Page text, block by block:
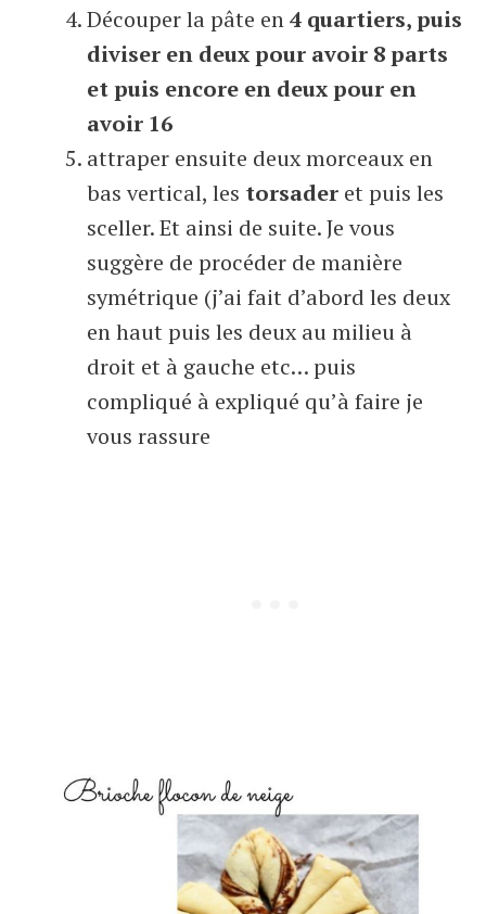
Découper la pâte en4 quartiers, puis
diviser en deux pour avoir 8 parts
et puis encore en deux pour en
avoir 16
attraper ensuite deux morceaux en
bas vertical, les torsader et puis les
sceller. Et ainsi de suite. Je vous
suggère de procéder de manière
symétrique (j’ai fait d’abord les deux
en haut puis les deux au milieu à
droit et à gauche etc… puis
compliqué à expliqué qu’à faire je
vous rassure